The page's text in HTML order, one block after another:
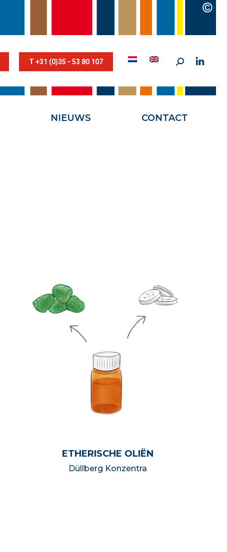
T +31 (0)35 - 53 80 107
NIEUWS CONTACT
ETHERISCHE OLIËN
Düllberg Konzentra